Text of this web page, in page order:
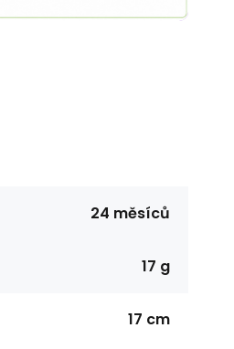
24 měsíců
17 g
17 cm